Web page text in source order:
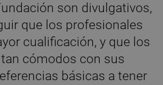
son divulgativos,
que los profesionales
cualificación, y que los
cómodos con sus
básicas a tener